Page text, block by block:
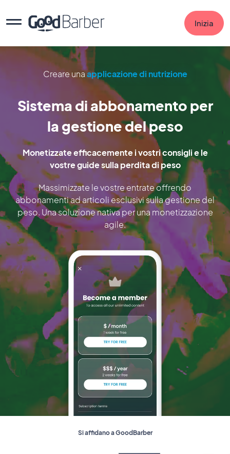
Inizia
Creare unaapplicazione di nutrizione
Sistema di abbonamento per
la gestione del peso
Monetizzate efficacemente i vostri consigli e le
vostre guide sulla perdita di peso
Massimizzate le vostre entrate offrendo
abbonamenti ad articoli esclusivi sulla gestione del
peso. Una soluzione nativa per una monetizzazione
agile.
Si affidano a GoodBarber